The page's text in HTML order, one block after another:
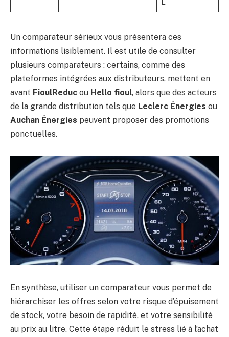
L
Un comparateur sérieux vous présentera ces
informations lisiblement. Il est utile de consulter
plusieurs comparateurs : certains, comme des
plateformes intégrées aux distributeurs, mettent en
avant FioulReduc ou Hello fioul, alors que des acteurs
de la grande distribution tels que Leclerc Énergies ou
Auchan Énergies peuvent proposer des promotions
ponctuelles.
En synthèse, utiliser un comparateur vous permet de
hiérarchiser les offres selon votre risque d’épuisement
de stock, votre besoin de rapidité, et votre sensibilité
au prix au litre. Cette étape réduit le stress lié à l’achat